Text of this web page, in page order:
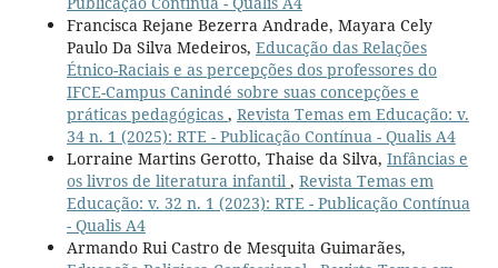
Francisca Rejane Bezerra Andrade, Mayara Cely
Paulo Da Silva Medeiros, Educação das Relações
Étnico-Raciais e as percepções dos professores do
IFCE-Campus Canindé sobre suas concepções e
práticas pedagógicas , Revista Temas em Educação: v.
34 n. 1 (2025): RTE - Publicação Contínua - Qualis A4
Lorraine Martins Gerotto, Thaise da Silva, Infâncias e
os livros de literatura infantil , Revista Temas em
Educação: v. 32 n. 1 (2023): RTE - Publicação Contínua
- Qualis A4
Armando Rui Castro de Mesquita Guimarães,